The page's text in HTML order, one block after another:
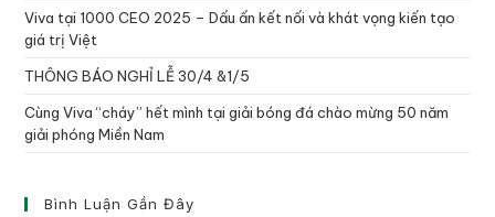
Viva tại 1000 CEO 2025 – Dấu ấn kết nối và khát vọng kiến tạo
giá trị Việt
THÔNG BÁO NGHỈ LỄ 30/4 &1/5
Cùng Viva “cháy” hết mình tại giải bóng đá chào mừng 50 năm
giải phóng Miền Nam
Bình Luận Gần Đây